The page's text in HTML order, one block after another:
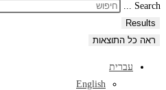
Search ...
Results
ראה כל התוצאות
עברית
English